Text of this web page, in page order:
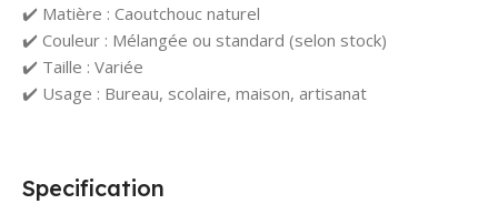
✔️ Matière : Caoutchouc naturel
✔️ Couleur : Mélangée ou standard (selon stock)
✔️ Taille : Variée
✔️ Usage : Bureau, scolaire, maison, artisanat
Specification